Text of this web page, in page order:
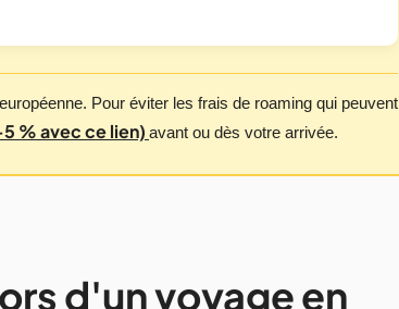
Pour éviter les frais de roaming qui peuvent
% avec ce lien) avant ou dès votre arrivée.
d'un voyage en